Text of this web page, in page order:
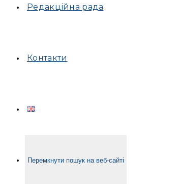
Редакційна рада
Контакти
Перемкнути пошук на веб-сайті